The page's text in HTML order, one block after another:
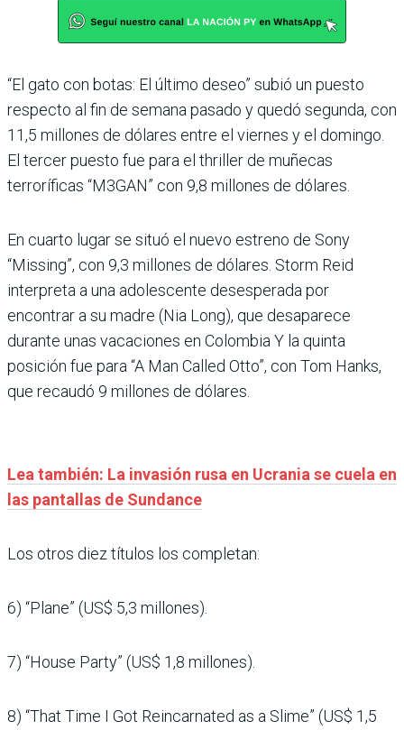
“El gato con botas: El último deseo” subió un puesto
respecto al fin de semana pasado y quedó segunda, con
11,5 millones de dólares entre el viernes y el domingo.
El tercer puesto fue para el thriller de muñecas
terroríficas “M3GAN” con 9,8 millones de dólares.
En cuarto lugar se situó el nuevo estreno de Sony
“Missing”, con 9,3 millones de dólares. Storm Reid
interpreta a una adolescente desesperada por
encontrar a su madre (Nia Long), que desaparece
durante unas vacaciones en Colombia Y la quinta
posición fue para “A Man Called Otto”, con Tom Hanks,
que recaudó 9 millones de dólares.
Lea también: La invasión rusa en Ucrania se cuela en
las pantallas de Sundance
Los otros diez títulos los completan:
6) “Plane” (US$ 5,3 millones).
7) “House Party” (US$ 1,8 millones).
8) “That Time I Got Reincarnated as a Slime” (US$ 1,5